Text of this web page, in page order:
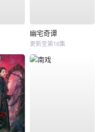
幽宅奇谭
更新至第16集